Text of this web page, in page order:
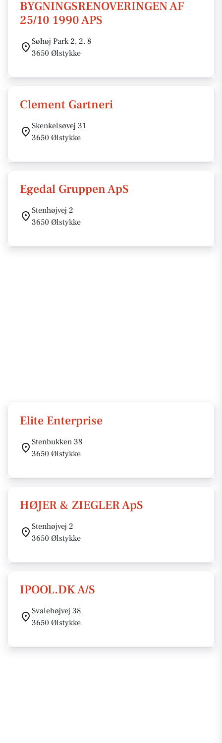
BYGNINGSRENOVERINGEN AF
25/10 1990 APS
Søhøj Park 2, 2. 8
3650 Ølstykke
Clement Gartneri
Skenkelsøvej 31
3650 Ølstykke
Egedal Gruppen ApS
Stenhøjvej 2
3650 Ølstykke
Elite Enterprise
Stenbukken 38
3650 Ølstykke
HØJER & ZIEGLER ApS
Stenhøjvej 2
3650 Ølstykke
IPOOL.DK A/S
Svalehøjvej 38
3650 Ølstykke